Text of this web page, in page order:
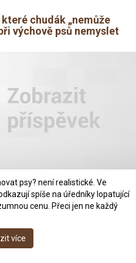
chudák „nemůže
výchově psů nemyslet
psy? není realistické. Ve
spíše na úředníky lopatující
cenu. Přeci jen ne každý
více